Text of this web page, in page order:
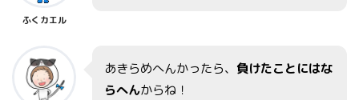
ふくカエル
あきらめへんかったら、 負けたことにはな
らへんからね！